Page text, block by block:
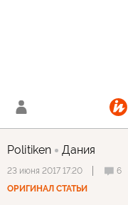
Politiken Дания
23 июня 2017 17:20 6
ОРИГИНАЛ СТАТЬИ